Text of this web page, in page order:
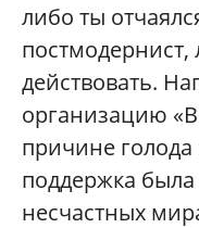
либо ты
действовать.
организацию
причине
поддержка была
несчастных